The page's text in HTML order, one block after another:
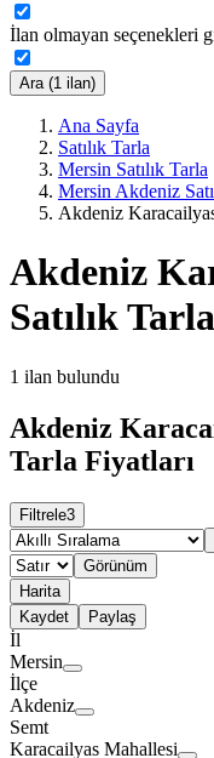
İlan olmayan seçenekleri
Ara (1 ilan)
Ana Sayfa
Satılık Tarla
Mersin Satılık Tarla
Mersin Akdeniz
Akdeniz
Akdeniz
Satılık Tarla
1 ilan bulundu
Akdeniz
Tarla Fiyatları
Filtrele3
Görünüm
Harita
Kaydet
Paylaş
İl
Mersin
İlçe
Akdeniz
Semt
Karacailyas Mahallesi